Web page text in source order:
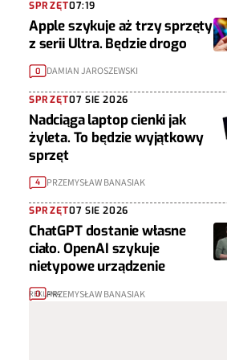
SPRZĘT07:19
Apple szykuje aż trzy sprzęty
z serii Ultra. Będzie drogo
0 DAMIAN JAROSZEWSKI
SPRZĘT07 SIE 2026
Nadciąga laptop cienki jak
żyleta. To będzie wyjątkowy
sprzęt
4 PRZEMYSŁAW BANASIAK
SPRZĘT07 SIE 2026
ChatGPT dostanie własne
ciało. OpenAI szykuje
nietypowe urządzenie
0 PRZEMYSŁAW BANASIAK